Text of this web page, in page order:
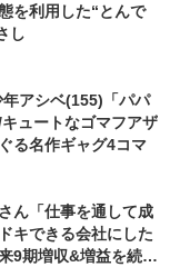
を利用した“とんで
し
年アシベ(155)「パパ
ュートなゴマフアザ
る名作ギャグ4コマ
ん「仕事を通して成
キできる会社にした
9期増収&増益を続け